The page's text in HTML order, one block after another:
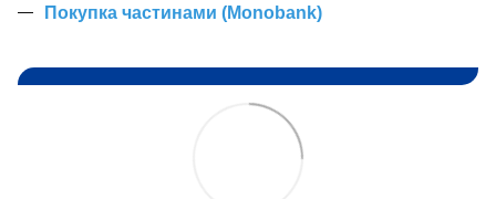
Покупка частинами (Monobank)